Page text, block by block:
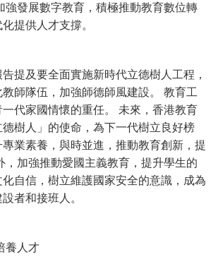
強發展數字教育，積極推動教育數位轉
提供人才支撐。
提及要全面實施新時代立德樹人工程，
師隊伍，加強師德師風建設。 教育工
代家國情懷的重任。 未來，香港教育
樹人」的使命，為下一代樹立良好榜
業素養，與時並進，推動教育創新，提
，加強推動愛國主義教育，提升學生的
自信，樹立維護國家安全的意識，成為
者和接班人。
養人才